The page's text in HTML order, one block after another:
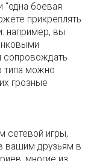
боевая
прикреплять
например, вы
сопровождать
типа можно
грозные
сетевой игры,
вашим друзьям в